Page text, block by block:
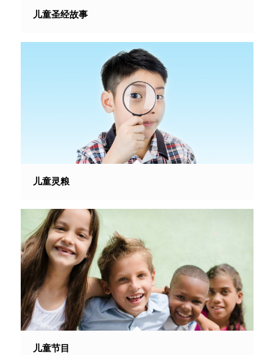
儿童圣经故事
儿童灵粮
儿童节目